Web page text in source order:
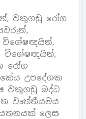
වකුගඩු රෝග
විශේෂඥයින්,
රෝග
උපදේශක
වකුගඩු බද්ධ
වෘත්තීයමය
ලෙස